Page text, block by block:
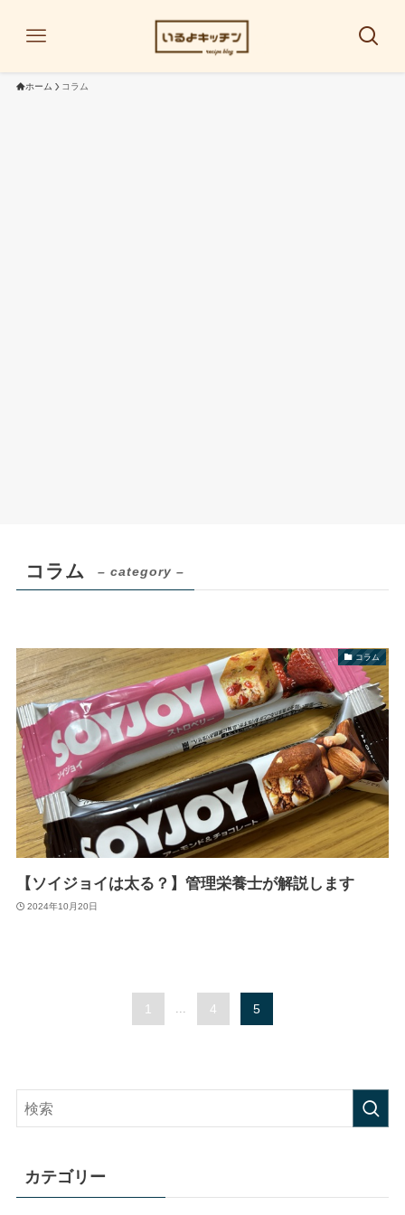
ホーム コラム
コラム – category –
コラム
【ソイジョイは太る？】管理栄養士が解説します
2024年10月20日
1 ... 4 5
カテゴリー